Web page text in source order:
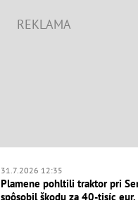
31.7.2026 12:35
Plamene pohltili traktor pri
spôsobil škodu za 40-tisíc eur.